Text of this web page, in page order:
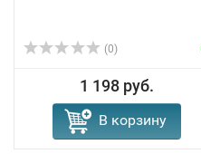
(0)
1 198 руб.
В корзину